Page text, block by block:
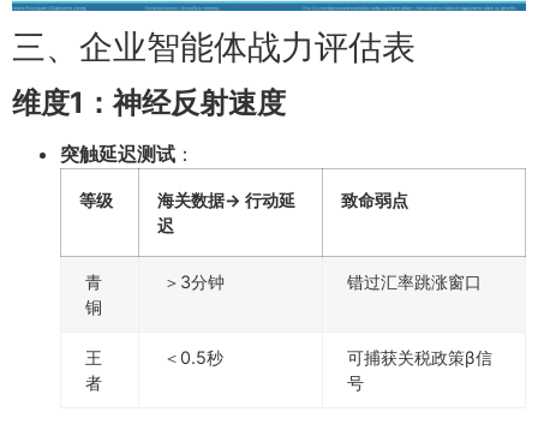
三、企业智能体战力评估表
维度1：神经反射速度
突触延迟测试 ：
等级
海关数据→ 行动延
迟
致命弱点
青
铜
＞3分钟 错过汇率跳涨窗口
王
者
＜0.5秒
可捕获关税政策β信
号